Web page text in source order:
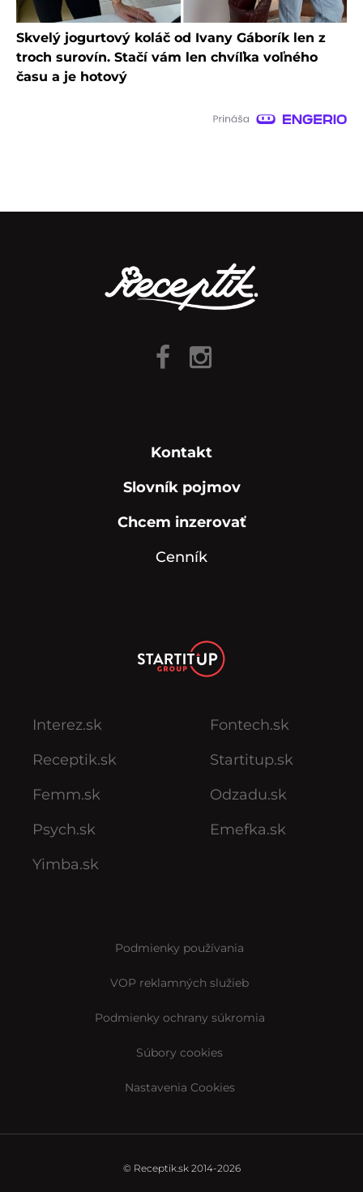
Skvelý jogurtový koláč od Ivany Gáborík len z
troch surovín. Stačí vám len chvíľka voľného
času a je hotový
Kontakt
Slovník pojmov
Chcem inzerovať
Cenník
Interez.sk
Receptik.sk
Femm.sk
Psych.sk
Yimba.sk
Fontech.sk
Startitup.sk
Odzadu.sk
Emefka.sk
Podmienky používania
VOP reklamných služieb
Podmienky ochrany súkromia
Súbory cookies
Nastavenia Cookies
© Receptik.sk 2014-2026